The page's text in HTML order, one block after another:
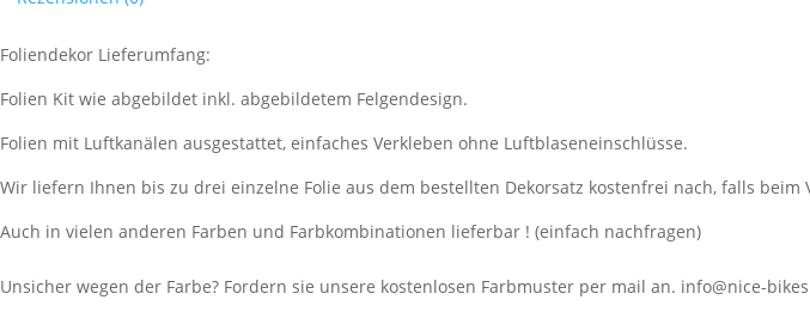
Foliendekor Lieferumfang:
Folien Kit wie abgebildet inkl. abgebildetem Felgendesign.
Folien mit Luftkanälen ausgestattet, einfaches Verkleben ohne Luftblaseneinschlüsse.
Wir liefern Ihnen bis zu drei einzelne Folie aus dem bestellten Dekorsatz kostenfrei nach, falls beim
Auch in vielen anderen Farben und Farbkombinationen lieferbar ! (einfach nachfragen)
Unsicher wegen der Farbe? Fordern sie unsere kostenlosen Farbmuster per mail an. info@nice-